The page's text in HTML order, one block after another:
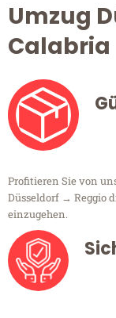
Umzug
Calabria
Profitieren Sie von
Düsseldorf → Reggio
einzugehen.